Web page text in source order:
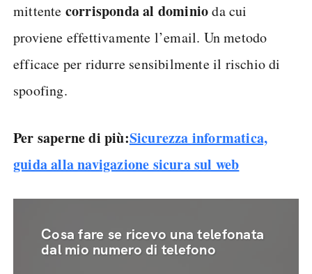
mittente corrisponda al dominioda cui
proviene effettivamente l’email. Un metodo
efficace per ridurre sensibilmente il rischio di
spoofing.
Per saperne di più:Sicurezza informatica,
guida alla navigazione sicura sul web
Cosa fare se ricevo una telefonata
dal mio numero di telefono